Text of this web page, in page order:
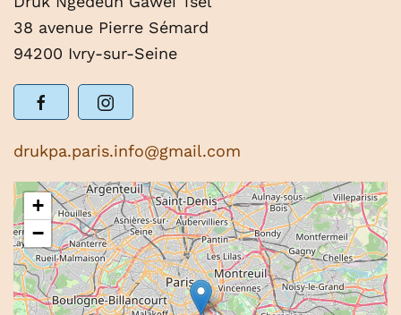
38 avenue Pierre Sémard
94200 Ivry-sur-Seine
drukpa.paris.info@gmail.com
+
−